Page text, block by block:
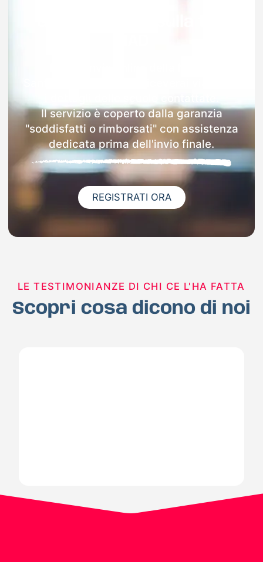
Il servizio è coperto dalla garanzia
"soddisfatti o rimborsati" con assistenza
dedicata prima dell'invio finale.
REGISTRATI ORA
LE TESTIMONIANZE DI CHI CE L'HA FATTA
Scopri cosa dicono di noi